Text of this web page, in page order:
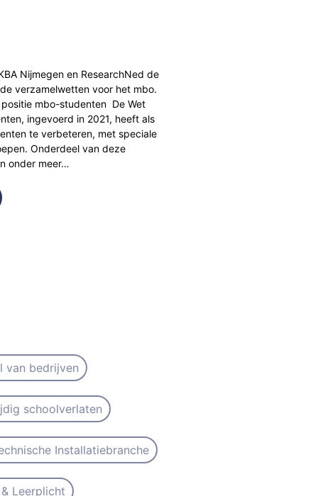
Nijmegen en ResearchNed de
verzamelwetten voor het mbo.
mbo-studenten De Wet
ingevoerd in 2021, heeft als
te verbeteren, met speciale
Onderdeel van deze
onder meer…
van bedrijven
schoolverlaten
Installatiebranche
Leerplicht